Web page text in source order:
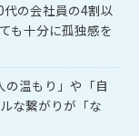
の会社員の4割以
も十分に孤独感を
温もり」や「自
な繋がりが「な